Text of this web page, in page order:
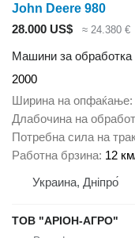
John Deere 980
28.000 US$
≈ 24.380 €
Машини за обработка
2000
Ширина на опфаќање
Длабочина на
Потребна сила на
Работна брзина 12
Украина, Дніпро́
ТОВ "АРІОН-АГРО"